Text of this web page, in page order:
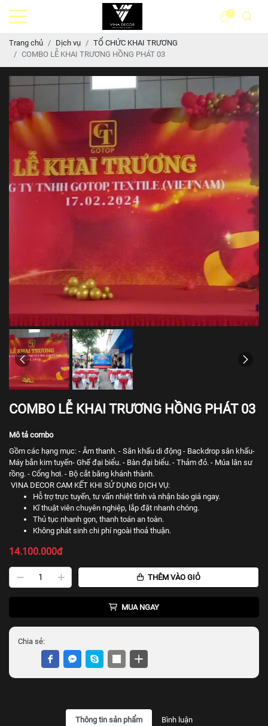
0
Trang chủ Dịch vụ
TỔ CHỨC KHAI TRƯƠNG
COMBO LỄ KHAI TRƯƠNG HỒNG PHÁT 03
COMBO LỄ KHAI TRƯƠNG HỒNG PHÁT 03
Mô tả combo
Gồm các hạng mục: - Âm thanh. - Sân khấu di động - Backdrop sân khấu-
Máy bắn kim tuyến- Ghế đại biểu. - Bàn đại biểu. - Thảm đỏ. - Múa lân sư
rồng. - Cổng hơi. - Bộ cắt băng khánh thành.
VINA DECOR CAM KẾT KHI SỬ DỤNG DỊCH VỤ:
Hỗ trợ trực tuyến, tư vấn nhiệt tình và nhận báo giá ngay.
Kĩ thuật viên chuyên nghiệp, lắp đặt nhanh chóng.
Thủ tục nhanh gọn, thanh toán an toàn.
Không phát sinh chi phí ngoài thoả thuận.
14.100.000đ
THÊM VÀO GIỎ
MUA NGAY
Chia sẻ:
Thông tin sản phẩm Bình luận